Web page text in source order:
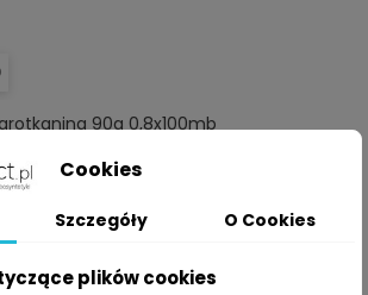
90g 0,8x100mb
135,00 zł
DODAJ DO KOSZYKA
Cookies
Szczegóły O Cookies
plików cookies